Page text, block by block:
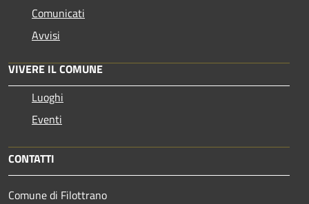
Comunicati
Avvisi
VIVERE IL COMUNE
Luoghi
Eventi
CONTATTI
Comune di Filottrano